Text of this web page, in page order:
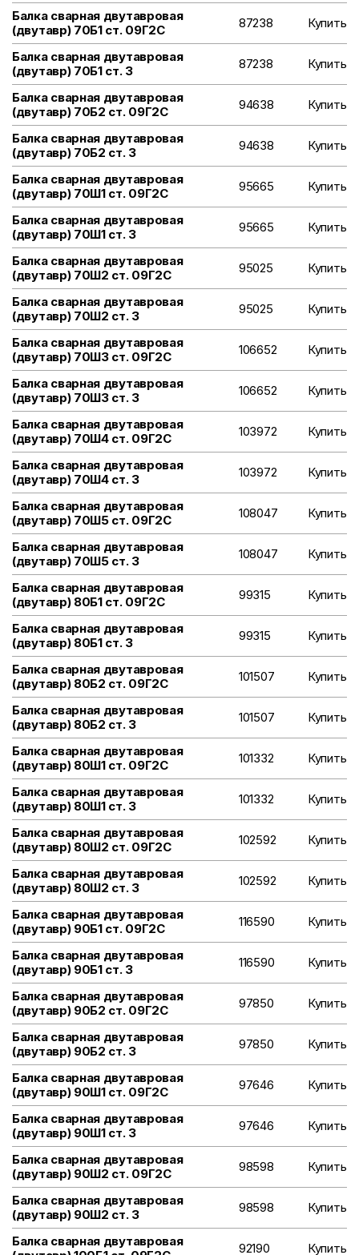
Балка сварная двутавровая
(двутавр) 70Б1 ст. 09Г2С
87238 Купить
Балка сварная двутавровая
(двутавр) 70Б1 ст. 3
87238 Купить
Балка сварная двутавровая
(двутавр) 70Б2 ст. 09Г2С
94638 Купить
Балка сварная двутавровая
(двутавр) 70Б2 ст. 3
94638 Купить
Балка сварная двутавровая
(двутавр) 70Ш1 ст. 09Г2С
95665 Купить
Балка сварная двутавровая
(двутавр) 70Ш1 ст. 3
95665 Купить
Балка сварная двутавровая
(двутавр) 70Ш2 ст. 09Г2С
95025 Купить
Балка сварная двутавровая
(двутавр) 70Ш2 ст. 3
95025 Купить
Балка сварная двутавровая
(двутавр) 70Ш3 ст. 09Г2С
106652 Купить
Балка сварная двутавровая
(двутавр) 70Ш3 ст. 3
106652 Купить
Балка сварная двутавровая
(двутавр) 70Ш4 ст. 09Г2С
103972 Купить
Балка сварная двутавровая
(двутавр) 70Ш4 ст. 3
103972 Купить
Балка сварная двутавровая
(двутавр) 70Ш5 ст. 09Г2С
108047 Купить
Балка сварная двутавровая
(двутавр) 70Ш5 ст. 3
108047 Купить
Балка сварная двутавровая
(двутавр) 80Б1 ст. 09Г2С
99315 Купить
Балка сварная двутавровая
(двутавр) 80Б1 ст. 3
99315 Купить
Балка сварная двутавровая
(двутавр) 80Б2 ст. 09Г2С
101507 Купить
Балка сварная двутавровая
(двутавр) 80Б2 ст. 3
101507 Купить
Балка сварная двутавровая
(двутавр) 80Ш1 ст. 09Г2С
101332 Купить
Балка сварная двутавровая
(двутавр) 80Ш1 ст. 3
101332 Купить
Балка сварная двутавровая
(двутавр) 80Ш2 ст. 09Г2С
102592 Купить
Балка сварная двутавровая
(двутавр) 80Ш2 ст. 3
102592 Купить
Балка сварная двутавровая
(двутавр) 90Б1 ст. 09Г2С
116590 Купить
Балка сварная двутавровая
(двутавр) 90Б1 ст. 3
116590 Купить
Балка сварная двутавровая
(двутавр) 90Б2 ст. 09Г2С
97850 Купить
Балка сварная двутавровая
(двутавр) 90Б2 ст. 3
97850 Купить
Балка сварная двутавровая
(двутавр) 90Ш1 ст. 09Г2С
97646 Купить
Балка сварная двутавровая
(двутавр) 90Ш1 ст. 3
97646 Купить
Балка сварная двутавровая
(двутавр) 90Ш2 ст. 09Г2С
98598 Купить
Балка сварная двутавровая
(двутавр) 90Ш2 ст. 3
98598 Купить
Балка сварная двутавровая
92190 Купить